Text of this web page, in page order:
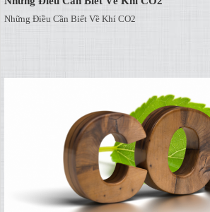
Những Điều Cần Biết Về Khí CO2